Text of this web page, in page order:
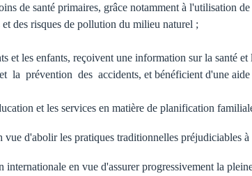
de santé primaires, grâce notamment à l'utilisation
des risques de pollution du milieu naturel ;
et les enfants, reçoivent une information sur la santé
prévention des accidents, et bénéficient d'une aide
et les services en matière de planification
d'abolir les pratiques traditionnelles préjudiciables à
en vue d'assurer progressivement la